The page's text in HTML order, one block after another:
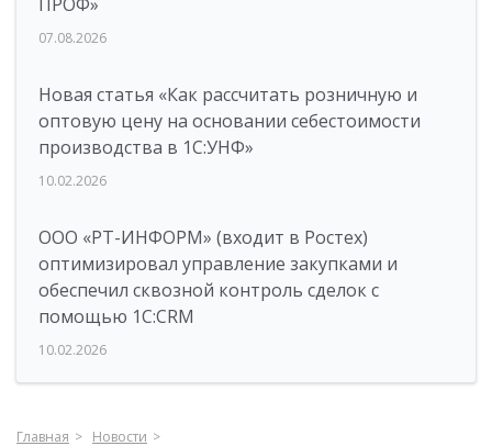
07.08.2026
Новая статья «Как рассчитать розничную и
оптовую цену на основании себестоимости
производства в 1С:УНФ»
10.02.2026
ООО «РТ-ИНФОРМ» (входит в Ростех)
оптимизировал управление закупками и
обеспечил сквозной контроль сделок с
помощью 1С:CRM
10.02.2026
Главная
Новости